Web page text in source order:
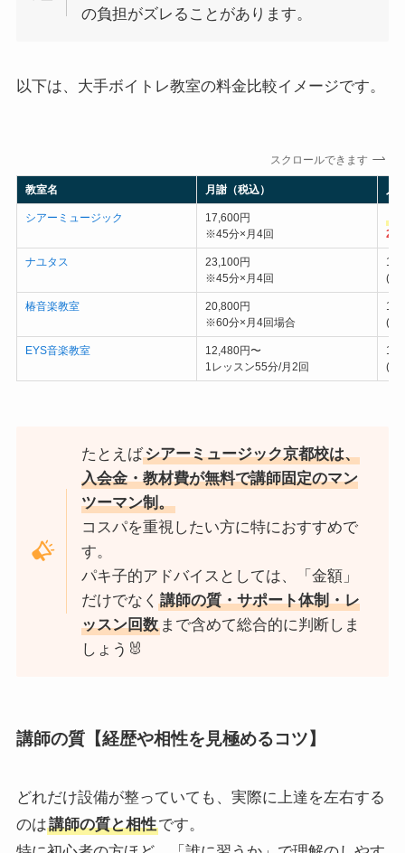
の負担がズレることがあります。
以下は、大手ボイトレ教室の料金比較イメージです。
スクロールできます
教室名 月謝（税込） 入
シアーミュージック
17,600円
※45分×月4回
ナユタス
23,100円
※45分×月4回
(無
椿音楽教室
20,800円
※60分×月4回場合
(無
EYS音楽教室
12,480円〜
1レッスン55分/月2回
(半
たとえばシアーミュージック京都校は、
入会金・教材費が無料で講師固定のマン
ツーマン制。
コスパを重視したい方に特におすすめで
す。
パキ子的アドバイスとしては、「金額」
だけでなく講師の質・サポート体制・レ
ッスン回数 まで含めて総合的に判断しま
しょう🐰
講師の質【経歴や相性を見極めるコツ】
どれだけ設備が整っていても、実際に上達を左右する
のは講師の質と相性です。